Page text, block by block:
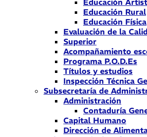
Educación
Educación Rural
Educación Física
Evaluación de la
Superior
Acompañamiento
Programa P.O.D.Es
Títulos y estudios
Inspección Técnica
Subsecretaría de
Administración
Contaduría
Capital Humano
Dirección de